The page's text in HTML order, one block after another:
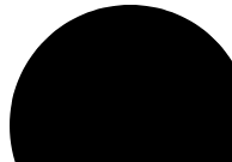
zu verstehen, um die
Kosten zu senken.